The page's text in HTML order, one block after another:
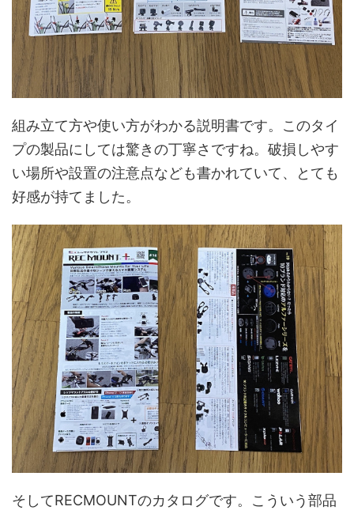
組み立て方や使い方がわかる説明書です。このタイ
プの製品にしては驚きの丁寧さですね。破損しやす
い場所や設置の注意点なども書かれていて、とても
好感が持てました。
そしてRECMOUNTのカタログです。こういう部品